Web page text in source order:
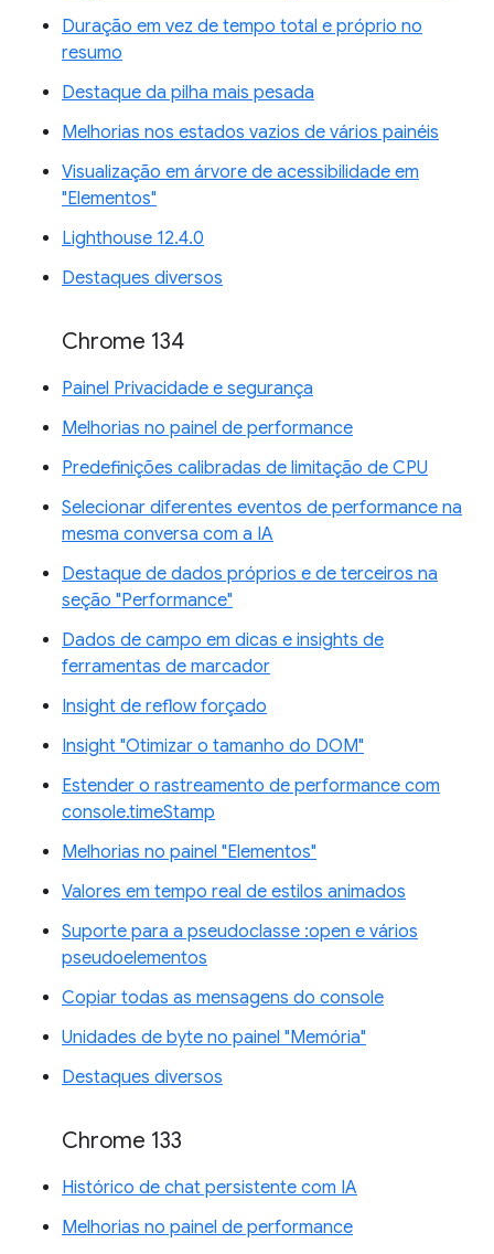
Duração em vez de tempo total e próprio no
resumo
Destaque da pilha mais pesada
Melhorias nos estados vazios de vários painéis
Visualização em árvore de acessibilidade em
"Elementos"
Lighthouse 12.4.0
Destaques diversos
Chrome 134
Painel Privacidade e segurança
Melhorias no painel de performance
Predefinições calibradas de limitação de CPU
Selecionar diferentes eventos de performance na
mesma conversa com a IA
Destaque de dados próprios e de terceiros na
seção "Performance"
Dados de campo em dicas e insights de
ferramentas de marcador
Insight de reflow forçado
Insight "Otimizar o tamanho do DOM"
Estender o rastreamento de performance com
console.timeStamp
Melhorias no painel "Elementos"
Valores em tempo real de estilos animados
Suporte para a pseudoclasse :open e vários
pseudoelementos
Copiar todas as mensagens do console
Unidades de byte no painel "Memória"
Destaques diversos
Chrome 133
Histórico de chat persistente com IA
Melhorias no painel de performance